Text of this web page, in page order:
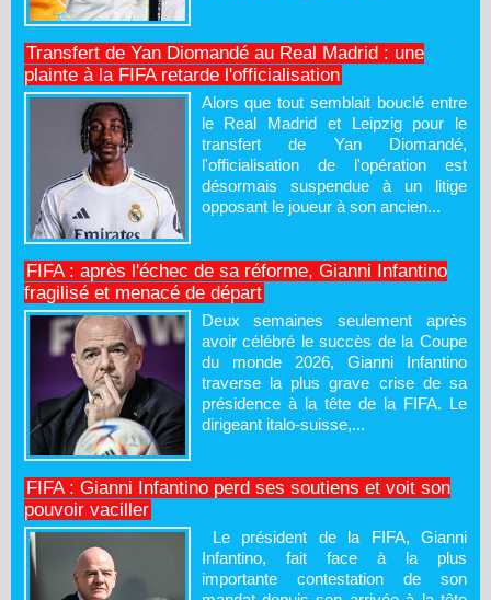
Transfert de Yan Diomandé au Real Madrid : une
plainte à la FIFA retarde l'officialisation
Alors que tout semblait bouclé entre
le Real Madrid et Leipzig pour le
transfert de Yan Diomandé,
l'officialisation de l'opération est
désormais suspendue à un litige
opposant le joueur à son ancien...
FIFA : après l'échec de sa réforme, Gianni Infantino
fragilisé et menacé de départ
Deux semaines seulement après
avoir célébré le succès de la Coupe
du monde 2026, Gianni Infantino
traverse la plus grave crise de sa
présidence à la tête de la FIFA. Le
dirigeant italo-suisse,...
FIFA : Gianni Infantino perd ses soutiens et voit son
pouvoir vaciller
Le président de la FIFA, Gianni
Infantino, fait face à la plus
importante contestation de son